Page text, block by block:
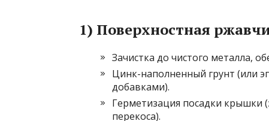
1) Поверхностная
Зачистка до чистого металла,
Цинк-наполненный грунт (или
добавками).
Герметизация посадки крышки
перекоса).